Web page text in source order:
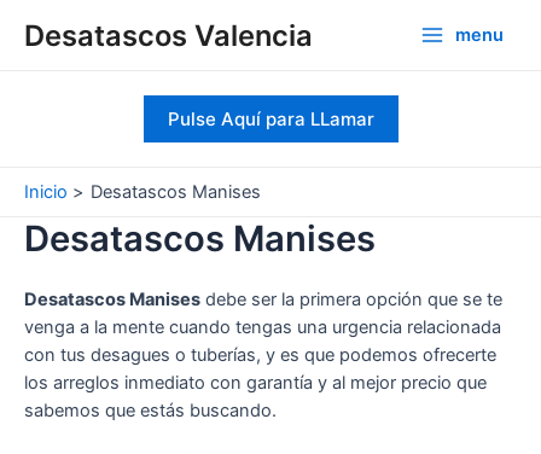
Desatascos Valencia menu
Pulse Aquí para LLamar
Inicio Desatascos Manises
Desatascos Manises
Desatascos Manises debe ser la primera opción que se te
venga a la mente cuando tengas una urgencia relacionada
con tus desagues o tuberías, y es que podemos ofrecerte
los arreglos inmediato con garantía y al mejor precio que
sabemos que estás buscando.